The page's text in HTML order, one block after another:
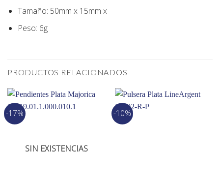
Tamaño: 50mm x 15mm x
Peso: 6g
PRODUCTOS RELACIONADOS
-17%
SIN EXISTENCIAS
-10%